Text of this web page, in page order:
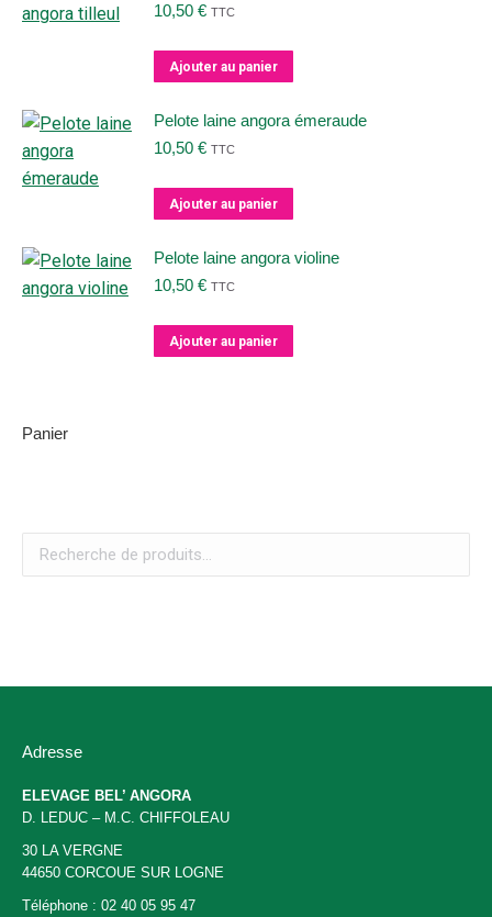
10,50 € TTC
Ajouter au panier
Pelote laine angora émeraude
10,50 € TTC
Ajouter au panier
Pelote laine angora violine
10,50 € TTC
Ajouter au panier
Panier
Adresse
ELEVAGE BEL’ ANGORA
D. LEDUC – M.C. CHIFFOLEAU
30 LA VERGNE
44650 CORCOUE SUR LOGNE
Téléphone : 02 40 05 95 47